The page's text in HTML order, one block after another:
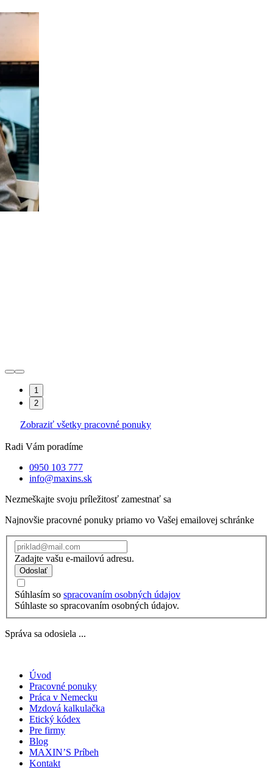
1
2
Zobraziť všetky pracovné ponuky
Radi Vám poradíme
0950 103 777
info@maxins.sk
Nezmeškajte svoju príležitosť zamestnať sa
Najnovšie pracovné ponuky priamo vo Vašej emailovej schránke
Zadajte vašu e-mailovú adresu.
Odoslať
Súhlasím so spracovaním osobných údajov
Súhlaste so spracovaním osobných údajov.
Správa sa odosiela ...
Úvod
Pracovné ponuky
Práca v Nemecku
Mzdová kalkulačka
Etický kódex
Pre firmy
Blog
MAXIN’S Príbeh
Kontakt